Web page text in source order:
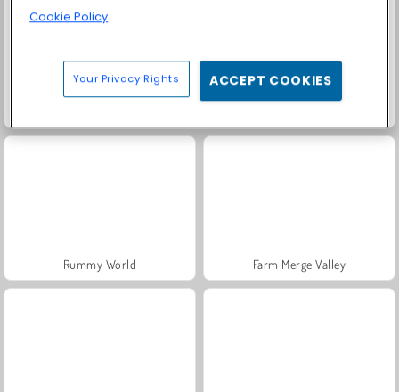
Rummy World Farm Merge Valley
Cookie Policy
Your Privacy Rights ACCEPT COOKIES